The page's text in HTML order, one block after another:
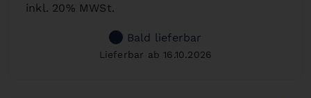
inkl. 20% MWSt.
Bald lieferbar
Lieferbar ab 16.10.2026